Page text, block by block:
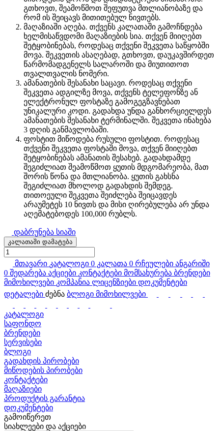
გთხოვთ, შეამოწმოთ შეფუთვა მთლიანობაზე და
რომ ის შეიცავს მითითებულ ნივთებს.
მაღაზიაში აღება. თქვენს კალათაში გამოჩნდება
ხელმისაწვდომი მაღაზიების სია. თქვენ მიიღებთ
შეტყობინებას, როდესაც თქვენი შეკვეთა საწყობში
მოვა. შეკვეთის ასაღებად, გთხოვთ, დაუკავშირდეთ
წარმომადგენელს სალაროში და მიუთითოთ
თვალთვალის ნომერი.
ამანათების შესანახი საცავი. როდესაც თქვენი
შეკვეთა ადგილზე მოვა, თქვენს ტელეფონზე ან
ელექტრონულ ფოსტაზე გამოგეგზავნებათ
უნიკალური კოდი. გადახდა უნდა განხორციელდეს
ამანათების შესანახი ტერმინალში. შეკვეთა ინახება
3 დღის განმავლობაში.
ფოსტით მიწოდება რუსული ფოსტით. როდესაც
თქვენი შეკვეთა ფოსტაში მოვა, თქვენ მიიღებთ
შეტყობინებას ამანათის შესახებ. გადახდამდე
შეგიძლიათ შეამოწმოთ ყუთის მდგომარეობა, მათ
შორის წონა და მთლიანობა. ყუთის გახსნა
შეგიძლიათ მხოლოდ გადახდის შემდეგ.
თითოეული შეკვეთა შეიძლება შეიცავდეს
არაუმეტეს 10 ნივთს და მისი ღირებულება არ უნდა
აღემატებოდეს 100,000 რუბლს.
დაბრუნება სიაში
კალათაში დამატება
მთავარი კატალოგი 0 კალათა 0 რჩეულები ანგარიში
0 შედარება აქციები კონტაქტები მომსახურება ბრენდები
მიმოხილვები კომპანია ლიცენზიები დოკუმენტები
დეტალები ძებნა ბლოგი მიმოხილვები
კატალოგი
საფონდო
ბრენდები
სერვისები
ბლოგი
გადახდის პირობები
მიწოდების პირობები
კონტაქტები
მაღაზიები
პროდუქტის გარანტია
დოკუმენტები
გამოიწერეთ
სიახლეები და აქციები